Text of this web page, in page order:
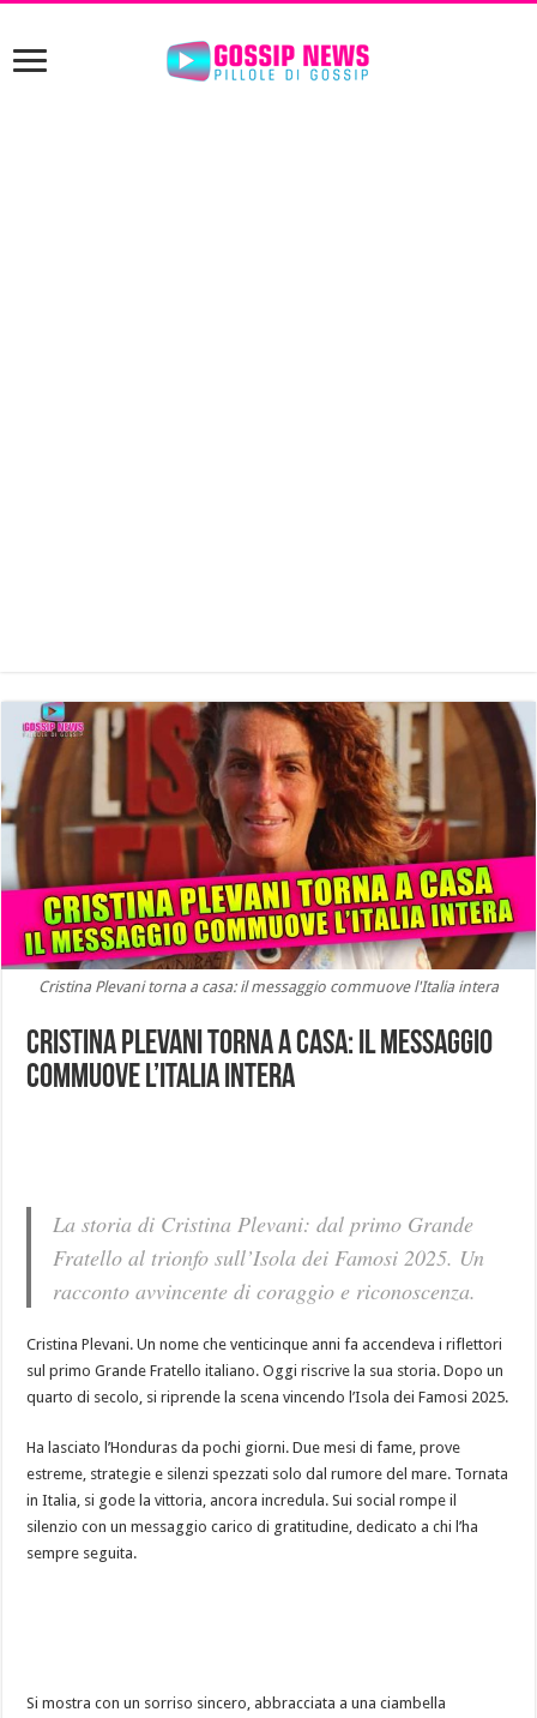
Cristina Plevani torna a casa: il messaggio commuove l'Italia intera
Cristina Plevani torna a casa: il messaggio
commuove l’Italia intera
La storia di Cristina Plevani: dal primo Grande
Fratello al trionfo sull’Isola dei Famosi 2025. Un
racconto avvincente di coraggio e riconoscenza.
Cristina Plevani. Un nome che venticinque anni fa accendeva i riflettori
sul primo Grande Fratello italiano. Oggi riscrive la sua storia. Dopo un
quarto di secolo, si riprende la scena vincendo l’Isola dei Famosi 2025.
Ha lasciato l’Honduras da pochi giorni. Due mesi di fame, prove
estreme, strategie e silenzi spezzati solo dal rumore del mare. Tornata
in Italia, si gode la vittoria, ancora incredula. Sui social rompe il
silenzio con un messaggio carico di gratitudine, dedicato a chi l’ha
sempre seguita.
Si mostra con un sorriso sincero, abbracciata a una ciambella